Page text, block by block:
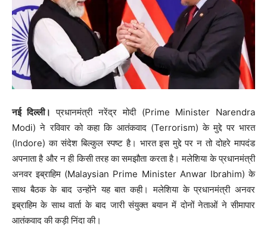
नई दिल्ली। प्रधानमंत्री नरेंद्र मोदी (Prime Minister Narendra
Modi) ने रविवार को कहा कि आतंकवाद (Terrorism) के मुद्दे पर भारत
(Indore) का संदेश बिल्कुल स्पष्ट है। भारत इस मुद्दे पर न तो दोहरे मापदंड
अपनाता है और न ही किसी तरह का समझौता करता है। मलेशिया के प्रधानमंत्री
अनवर इब्राहिम (Malaysian Prime Minister Anwar Ibrahim) के
साथ बैठक के बाद उन्होंने यह बात कही। मलेशिया के प्रधानमंत्री अनवर
इब्राहिम के साथ वार्ता के बाद जारी संयुक्त बयान में दोनों नेताओं ने सीमापार
आतंकवाद की कड़ी निंदा की।